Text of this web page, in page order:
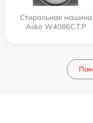
Стиральная машина
Asko W4086C.T.P